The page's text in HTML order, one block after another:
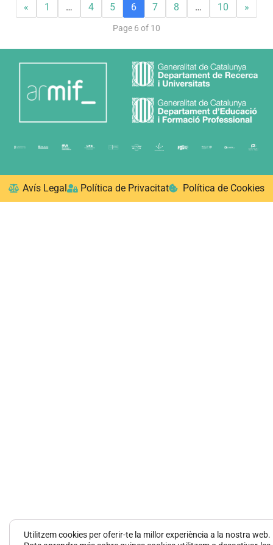
« 1 … 4 5 6 7 8 … 10 »
Page 6 of 10
Avís Legal Política de Privacitat Política de Cookies
Utilitzem cookies per oferir-te la millor experiència a la nostra web.